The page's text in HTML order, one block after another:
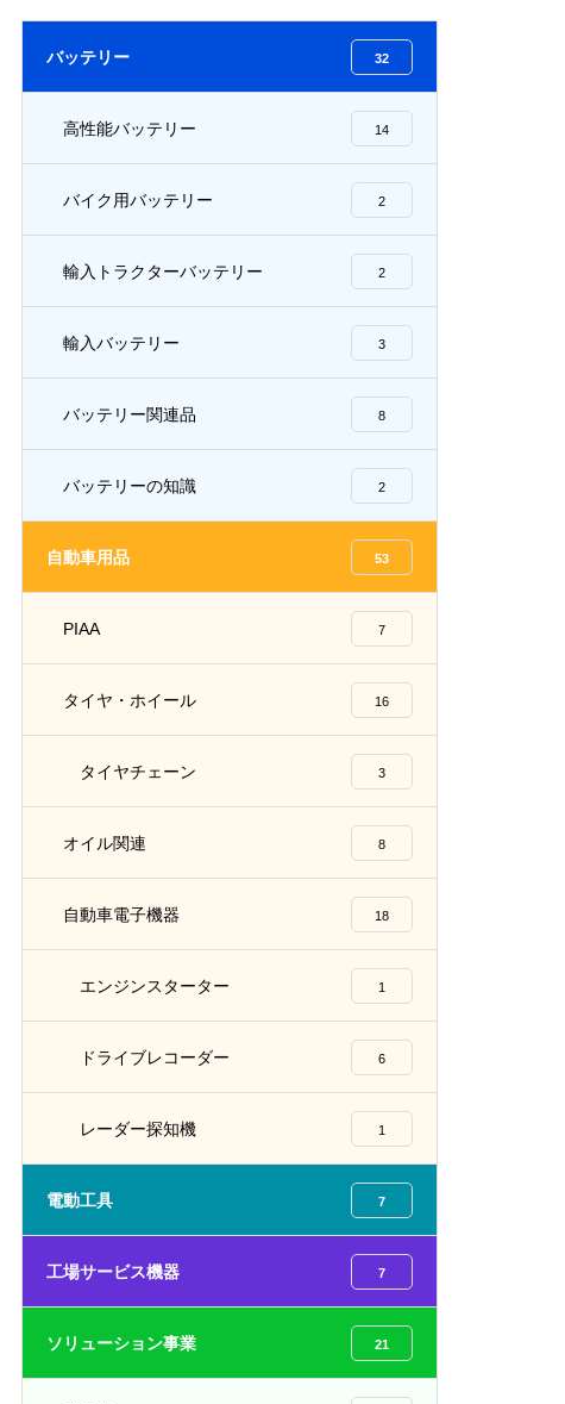
ター MDX-600 / OP-BT200
GS YUASA ECO.R ENjシリーズ
バッテリー 32
高性能バッテリー 14
バイク用バッテリー 2
輸入トラクターバッテリー 2
輸入バッテリー 3
バッテリー関連品 8
バッテリーの知識 2
自動車用品 53
PIAA 7
タイヤ・ホイール 16
タイヤチェーン 3
オイル関連 8
自動車電子機器 18
エンジンスターター 1
ドライブレコーダー 6
レーダー探知機 1
電動工具 7
工場サービス機器 7
ソリューション事業 21